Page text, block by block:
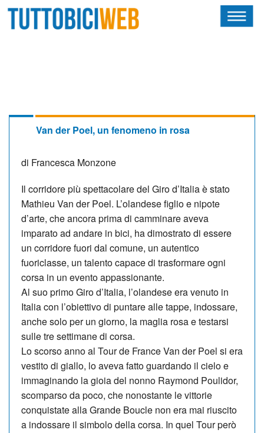
ALBI D'ORO
NEWSLETTER
Van der Poel, un fenomeno in rosa
di Francesca Monzone
Il corridore più spettacolare del Giro d’Italia è stato
Mathieu Van der Poel. L’olandese figlio e nipote
d’arte, che ancora prima di camminare aveva
imparato ad an­dare in bici, ha dimostrato di essere
un corridore fuori dal comune, un autentico
fuoriclasse, un talento capace di trasformare ogni
corsa in un evento appassionante.
Al suo primo Giro d’Italia, l’olandese era venuto in
Italia con l’obiettivo di puntare alle tappe, indossare,
anche solo per un giorno, la maglia rosa e testarsi
sulle tre settimane di corsa.
Lo scorso anno al Tour de France Van der Poel si era
vestito di giallo, lo ave­va fatto guardando il cielo e
immaginando la gioia del nonno Raymond Poulidor,
scomparso da poco, che nonostante le vittorie
conquistate alla Grande Boucle non era mai riuscito
a indossare il simbolo della corsa. In quel Tour però